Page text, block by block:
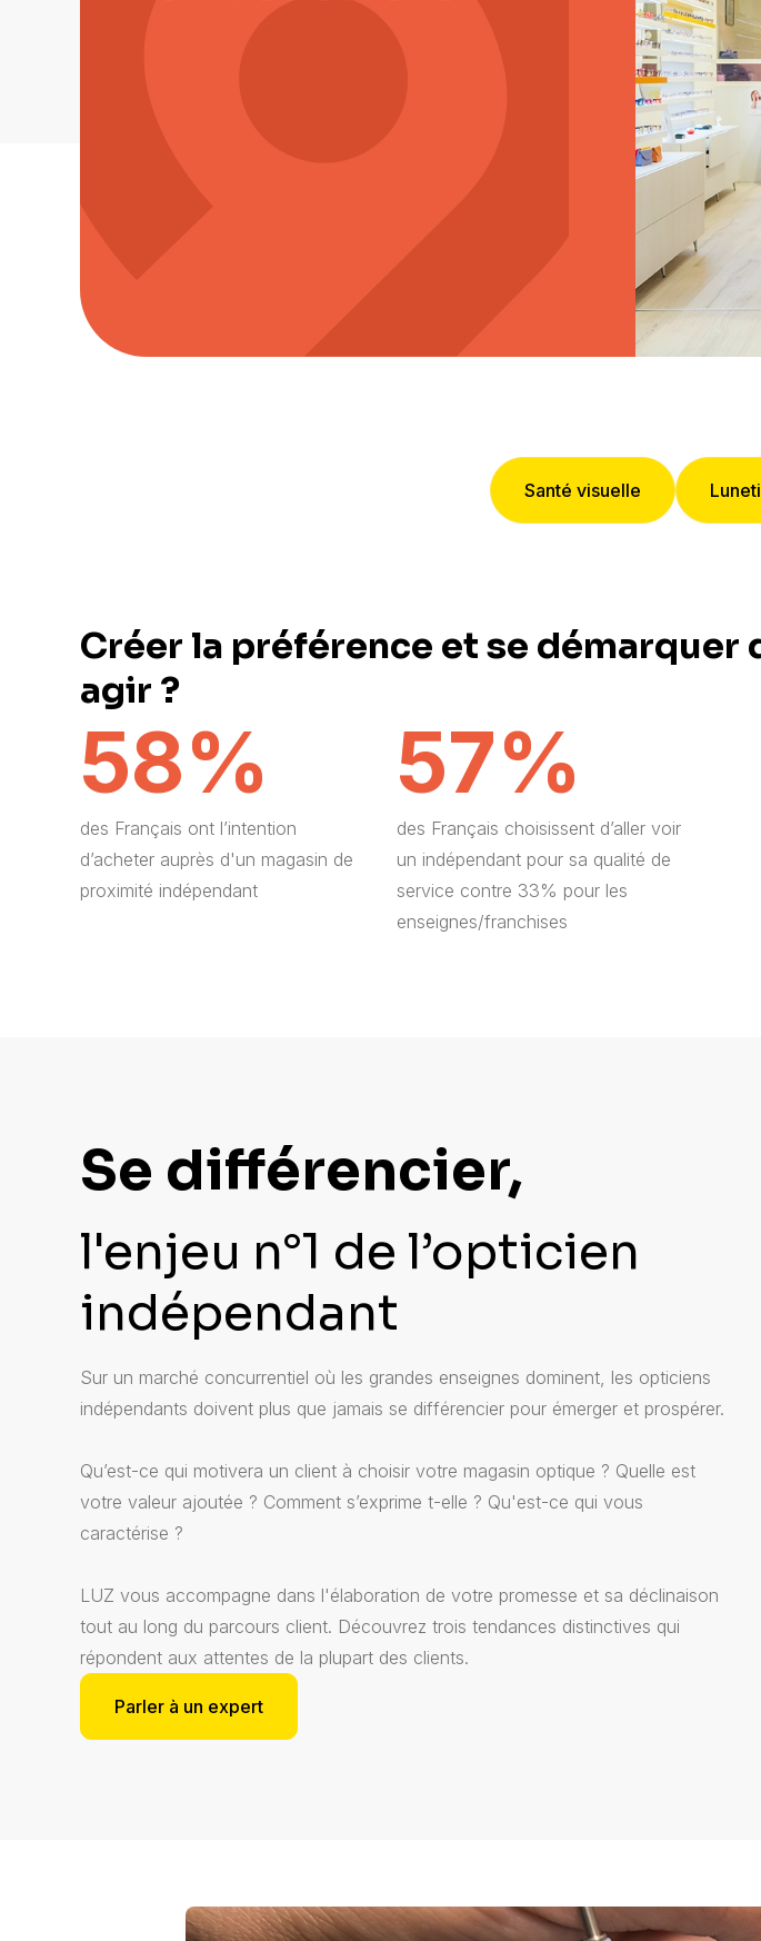
Santé visuelle
Créer la préférence et se démarquer
agir ?
58%
des Français ont l’intention
d’acheter auprès d'un magasin de
proximité indépendant
57%
des Français choisissent d’aller voir
un indépendant pour sa qualité de
service contre 33% pour les
enseignes/franchises
Se différencier,
l'enjeu n°1 de l’opticien
indépendant
Sur un marché concurrentiel où les grandes enseignes dominent, les opticiens
indépendants doivent plus que jamais se différencier pour émerger et prospérer.
Qu’est-ce qui motivera un client à choisir votre magasin optique ? Quelle est
votre valeur ajoutée ? Comment s’exprime t-elle ? Qu'est-ce qui vous
caractérise ?
LUZ vous accompagne dans l'élaboration de votre promesse et sa déclinaison
tout au long du parcours client. Découvrez trois tendances distinctives qui
répondent aux attentes de la plupart des clients.
Parler à un expert